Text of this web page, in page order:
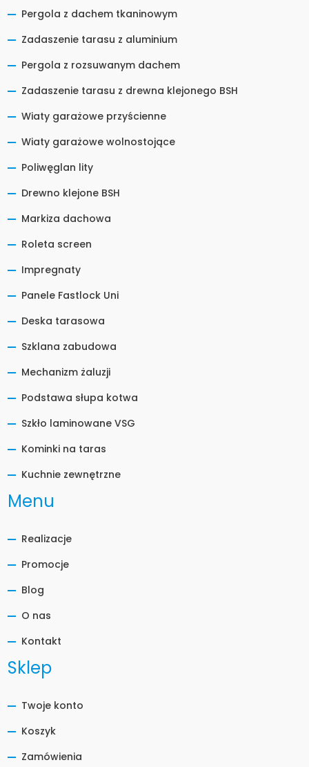
Pergola z dachem tkaninowym
Zadaszenie tarasu z aluminium
Pergola z rozsuwanym dachem
Zadaszenie tarasu z drewna klejonego BSH
Wiaty garażowe przyścienne
Wiaty garażowe wolnostojące
Poliwęglan lity
Drewno klejone BSH
Markiza dachowa
Roleta screen
Impregnaty
Panele Fastlock Uni
Deska tarasowa
Szklana zabudowa
Mechanizm żaluzji
Podstawa słupa kotwa
Szkło laminowane VSG
Kominki na taras
Kuchnie zewnętrzne
Menu
Realizacje
Promocje
Blog
O nas
Kontakt
Sklep
Twoje konto
Koszyk
Zamówienia